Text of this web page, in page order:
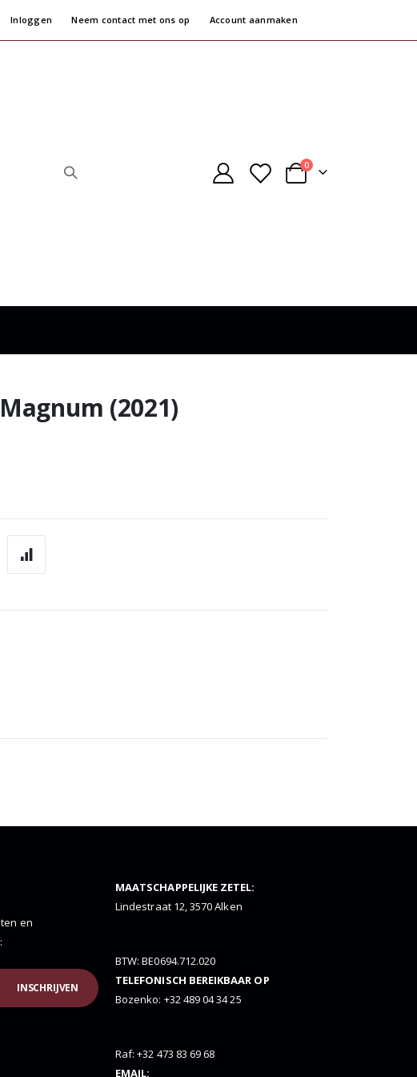
Inloggen Neem contact met ons op Account aanmaken
Cart
0producten
(2021)
en
INSCHRIJVEN
MAATSCHAPPELIJKE ZETEL:
Lindestraat 12, 3570 Alken
BTW: BE0694.712.020
TELEFONISCH BEREIKBAAR OP
Bozenko: +32 489 04 34 25
Raf: +32 473 83 69 68
EMAIL: